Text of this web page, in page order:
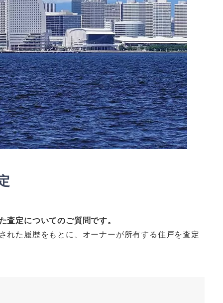
査定についてのご質問です。
れた履歴をもとに、オーナーが所有する住戸を査定